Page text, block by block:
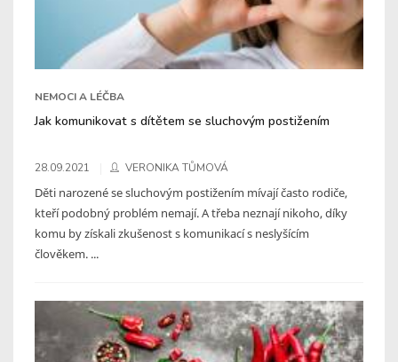
NEMOCI A LÉČBA
Jak komunikovat s dítětem se sluchovým postižením
28.09.2021 VERONIKA TŮMOVÁ
Děti narozené se sluchovým postižením mívají často rodiče,
kteří podobný problém nemají. A třeba neznají nikoho, díky
komu by získali zkušenost s komunikací s neslyšícím
člověkem. ...